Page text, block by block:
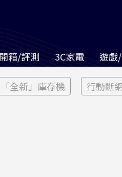
開箱/評測 3C家電 遊戲
「全新」庫存機 行動斷